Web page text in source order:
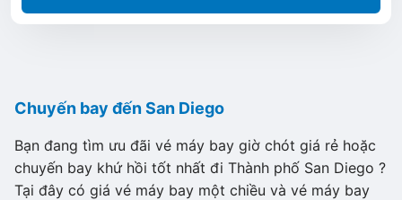
Chuyến bay đến San Diego
Bạn đang tìm ưu đãi vé máy bay giờ chót giá rẻ hoặc
chuyến bay khứ hồi tốt nhất đi Thành phố San Diego ?
Tại đây có giá vé máy bay một chiều và vé máy bay